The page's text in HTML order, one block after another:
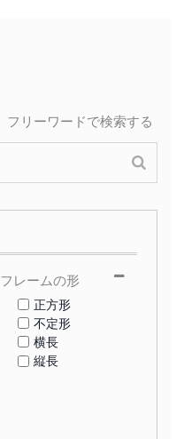
フリーワードで検索する
フレームの形
正方形
不定形
横長
縦長